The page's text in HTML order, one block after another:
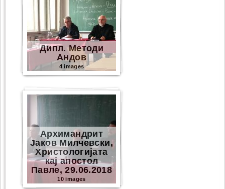
Дипл. Методи
Андов
4 images
Архимандрит
Јаков Милчевски,
Христологијата
кај апостол
Павле, 29.06.2018
10 images